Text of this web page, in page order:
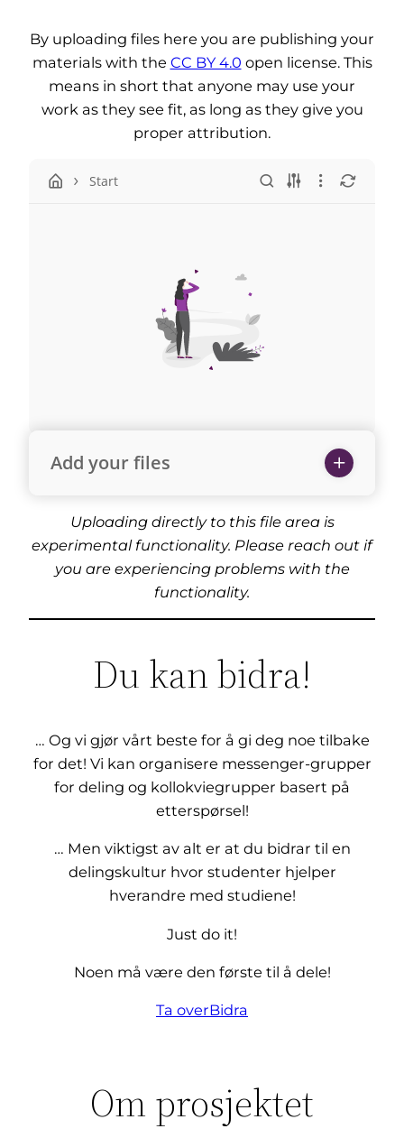
By uploading files here you are publishing your
materials with the CC BY 4.0 open license. This
means in short that anyone may use your
work as they see fit, as long as they give you
proper attribution.
Start
Add your files
Uploading directly to this file area is
experimental functionality. Please reach out if
you are experiencing problems with the
functionality.
Du kan bidra!
… Og vi gjør vårt beste for å gi deg noe tilbake
for det! Vi kan organisere messenger-grupper
for deling og kollokviegrupper basert på
etterspørsel!
… Men viktigst av alt er at du bidrar til en
delingskultur hvor studenter hjelper
hverandre med studiene!
Just do it!
Noen må være den første til å dele!
Ta overBidra
Om prosjektet